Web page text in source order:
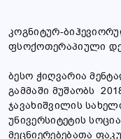
კოგნიტურ-
ფსოქოთერაპიული
ბესო ჭიღვარია
გამმაში მუშაობს
ჯავახიშვილის
უნივერსიტეტის
მეცნიერებებათა